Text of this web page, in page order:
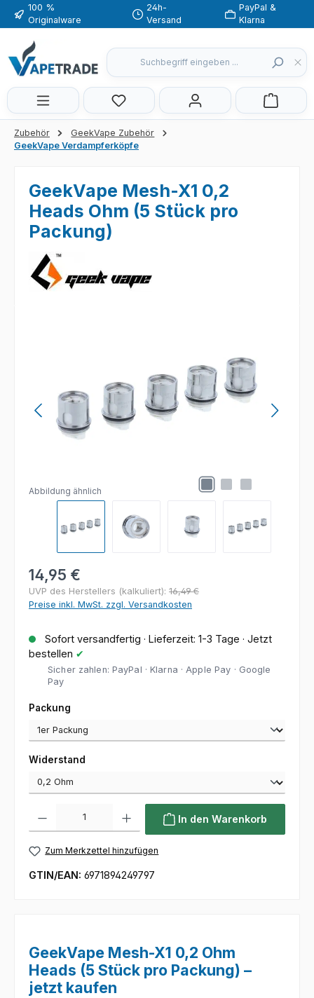
Zum Hauptinhalt springen
100 %
Originalware
24h-
Versand
PayPal &
Klarna
Du hast 0 Produkte auf dem
Zubehör
GeekVape Zubehör
GeekVape Verdampferköpfe
GeekVape Mesh-X1 0,2
Heads Ohm (5 Stück pro
Packung)
Abbildung ähnlich
Regulärer Preis:
14,95 €
UVP des Herstellers (kalkuliert): 16,49 €
Preise inkl. MwSt. zzgl. Versandkosten
Sofort versandfertig · Lieferzeit: 1-3 Tage · Jetzt
bestellen ✔
Sicher zahlen: PayPal · Klarna · Apple Pay · Google
Pay
Packung
Widerstand
In den Warenkorb
Zum Merkzettel hinzufügen
GTIN/EAN: 6971894249797
GeekVape Mesh-X1 0,2 Ohm
Heads (5 Stück pro Packung) –
jetzt kaufen